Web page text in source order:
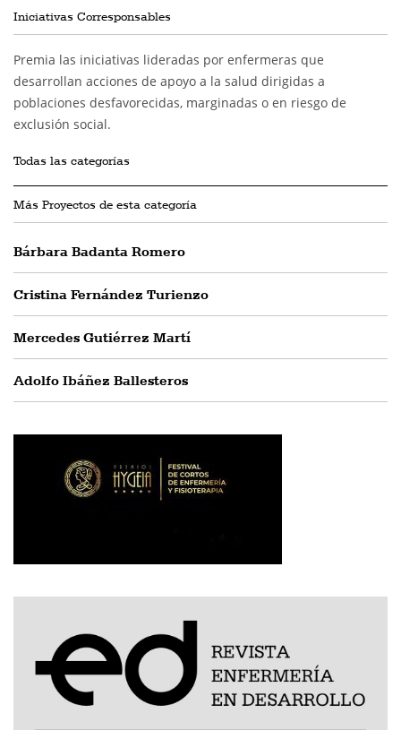
Iniciativas Corresponsables
Premia las iniciativas lideradas por enfermeras que
desarrollan acciones de apoyo a la salud dirigidas a
poblaciones desfavorecidas, marginadas o en riesgo de
exclusión social.
Todas las categorías
Más Proyectos de esta categoría
Bárbara Badanta Romero
Cristina Fernández Turienzo
Mercedes Gutiérrez Martí
Adolfo Ibáñez Ballesteros